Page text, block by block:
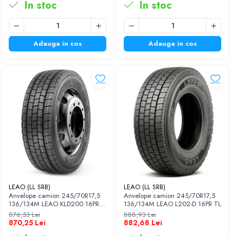
In stoc
Adauga in cos
In stoc
Adauga in cos
LEAO (LL SRB)
Anvelope camion 245/70R17,5
136/134M LEAO KLD200 16PR
TL
876,53 Lei
870,25 Lei
LEAO (LL SRB)
Anvelope camion 245/70R17,5
136/134M LEAO L202-D 16PR TL
888,93 Lei
882,68 Lei